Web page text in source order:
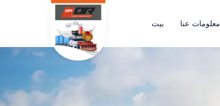
بيت معلومات عنا